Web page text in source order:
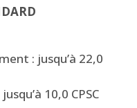
: jusqu’à 22,0
10,0 CPSC